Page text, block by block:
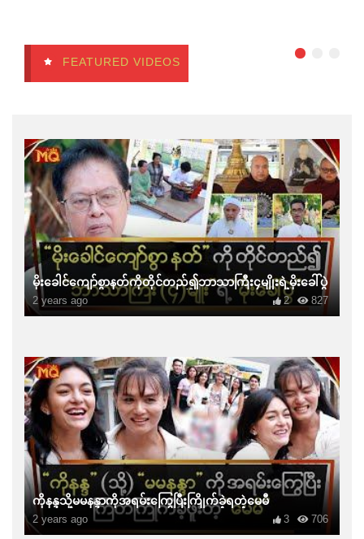
FEATURED VIDEOS
မိုးခေါင်ကျော်စွာနတ်ကိုတိုင်တည်၍ဘာသာကြီး၄မျိုးရဲ့မိုးခေါ်ပွဲ
2 years ago 827
2
ကိုနန္ဒသို့မမနန္ဒာကိုအရမ်းကြွေပြီးကြိုက်ခဲ့ရတဲ့မေမီ
2 years ago 706
3